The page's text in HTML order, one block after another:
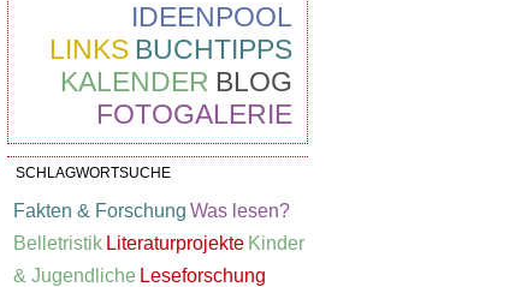
IDEENPOOL
BUCHTIPPS
LINKS
BLOG
KALENDER
FOTOGALERIE
SCHLAGWORTSUCHE
Fakten & Forschung Was lesen?
Belletristik Literaturprojekte Kinder
& Jugendliche Leseforschung